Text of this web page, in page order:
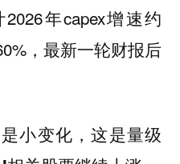
年capex增速约
，最新一轮财报后
小变化，这是量级